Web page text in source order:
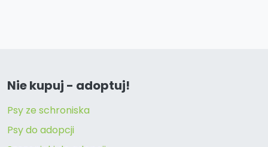
Nie kupuj - adoptuj!
Psy ze schroniska
Psy do adopcji